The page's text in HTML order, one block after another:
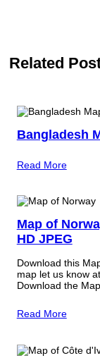
Related
Bangladesh
Read More
Map of
HD JPEG
Download this
map let us know
Download the
Read More